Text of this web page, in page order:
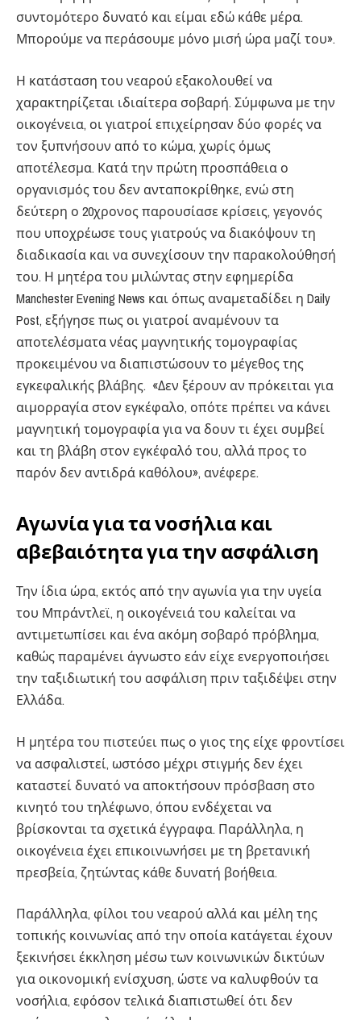
συντομότερο δυνατό και είμαι εδώ κάθε μέρα.
Μπορούμε να περάσουμε μόνο μισή ώρα μαζί του».
Η κατάσταση του νεαρού εξακολουθεί να
χαρακτηρίζεται ιδιαίτερα σοβαρή. Σύμφωνα με την
οικογένεια, οι γιατροί επιχείρησαν δύο φορές να
τον ξυπνήσουν από το κώμα, χωρίς όμως
αποτέλεσμα. Κατά την πρώτη προσπάθεια ο
οργανισμός του δεν ανταποκρίθηκε, ενώ στη
δεύτερη ο 20χρονος παρουσίασε κρίσεις, γεγονός
που υποχρέωσε τους γιατρούς να διακόψουν τη
διαδικασία και να συνεχίσουν την παρακολούθησή
του. Η μητέρα του μιλώντας στην εφημερίδα
Manchester Evening News και όπως αναμεταδίδει η Daily
Post, εξήγησε πως οι γιατροί αναμένουν τα
αποτελέσματα νέας μαγνητικής τομογραφίας
προκειμένου να διαπιστώσουν το μέγεθος της
εγκεφαλικής βλάβης. «Δεν ξέρουν αν πρόκειται για
αιμορραγία στον εγκέφαλο, οπότε πρέπει να κάνει
μαγνητική τομογραφία για να δουν τι έχει συμβεί
και τη βλάβη στον εγκέφαλό του, αλλά προς το
παρόν δεν αντιδρά καθόλου», ανέφερε.
Αγωνία για τα νοσήλια και
αβεβαιότητα για την ασφάλιση
Την ίδια ώρα, εκτός από την αγωνία για την υγεία
του Μπράντλεϊ, η οικογένειά του καλείται να
αντιμετωπίσει και ένα ακόμη σοβαρό πρόβλημα,
καθώς παραμένει άγνωστο εάν είχε ενεργοποιήσει
την ταξιδιωτική του ασφάλιση πριν ταξιδέψει στην
Ελλάδα.
Η μητέρα του πιστεύει πως ο γιος της είχε φροντίσει
να ασφαλιστεί, ωστόσο μέχρι στιγμής δεν έχει
καταστεί δυνατό να αποκτήσουν πρόσβαση στο
κινητό του τηλέφωνο, όπου ενδέχεται να
βρίσκονται τα σχετικά έγγραφα. Παράλληλα, η
οικογένεια έχει επικοινωνήσει με τη βρετανική
πρεσβεία, ζητώντας κάθε δυνατή βοήθεια.
Παράλληλα, φίλοι του νεαρού αλλά και μέλη της
τοπικής κοινωνίας από την οποία κατάγεται έχουν
ξεκινήσει έκκληση μέσω των κοινωνικών δικτύων
για οικονομική ενίσχυση, ώστε να καλυφθούν τα
νοσήλια, εφόσον τελικά διαπιστωθεί ότι δεν